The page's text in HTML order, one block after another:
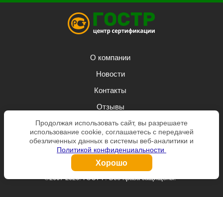
О компании
Новости
Контакты
Отзывы
Задать вопрос
Заказать звонок
Согласие на обработку персональных данных
©2007-2026. ГОСТ Р. Все права защищены.
Продолжая использовать сайт, вы разрешаете
использование cookie, соглашаетесь с передачей
обезличенных данных в системы веб-аналитики и
Политикой конфиденциальности
Хорошо